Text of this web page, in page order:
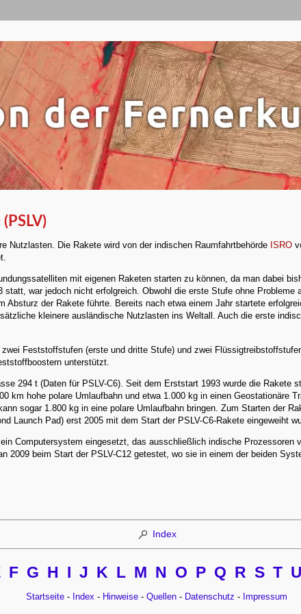
Nutzlasten. Die Rakete wird von der indischen Raumfahrtbehörde ISRO
mit eigenen Raketen starten zu können, da man dabei
statt, war jedoch nicht erfolgreich. Obwohl die erste Stufe ohne
Absturz der Rakete führte. Bereits nach etwa einem Jahr startete
kleinere ausländische Nutzlasten ins Weltall. Auch die erste
Feststoffstufen (erste und dritte Stufe) und zwei
unterstützt.
294 t (Daten für PSLV-C6). Seit dem Erststart 1993 wurde die Rakete
km hohe polare Umlaufbahn und etwa 1.000 kg in einen Geostationäre
sogar 1.800 kg in eine polare Umlaufbahn bringen. Zum Starten der
Launch Pad) erst 2005 mit dem Start der PSLV-C6-Rakete eingeweiht
Computersystem eingesetzt, das ausschließlich indische Prozessoren
2009 beim Start der PSLV-C12 getestet, wo sie in einem der beiden
Index
F G H I J K L M N O P Q R S T U
Startseite - Index - Hinweise - Quellen - Datenschutz - Impressum